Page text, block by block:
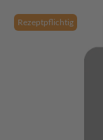
Rezeptpflichtig